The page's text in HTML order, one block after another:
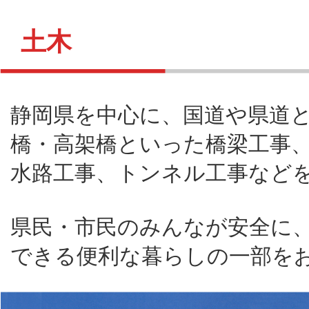
土木
静岡県を中心に、国道や県道
橋・高架橋といった橋梁工事
水路工事、トンネル工事など
県民・市民のみんなが安全に
できる便利な暮らしの一部を